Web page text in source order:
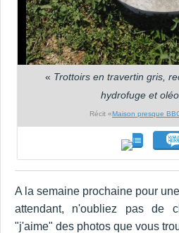
« Trottoirs en travertin gris,
hydrofuge et
Récit «Maison presque
A la semaine prochaine pour
attendant, n'oubliez pas de
"j'aime" des photos que vous